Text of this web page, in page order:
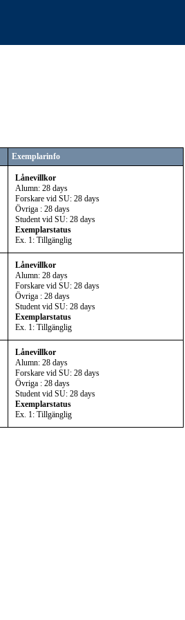
Exemplarinfo
Lånevillkor
Alumn: 28 days
Forskare vid SU: 28 days
Övriga : 28 days
Student vid SU: 28 days
Exemplarstatus
Ex. 1: Tillgänglig
Lånevillkor
Alumn: 28 days
Forskare vid SU: 28 days
Övriga : 28 days
Student vid SU: 28 days
Exemplarstatus
Ex. 1: Tillgänglig
Lånevillkor
Alumn: 28 days
Forskare vid SU: 28 days
Övriga : 28 days
Student vid SU: 28 days
Exemplarstatus
Ex. 1: Tillgänglig